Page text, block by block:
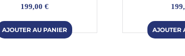
199,00 €